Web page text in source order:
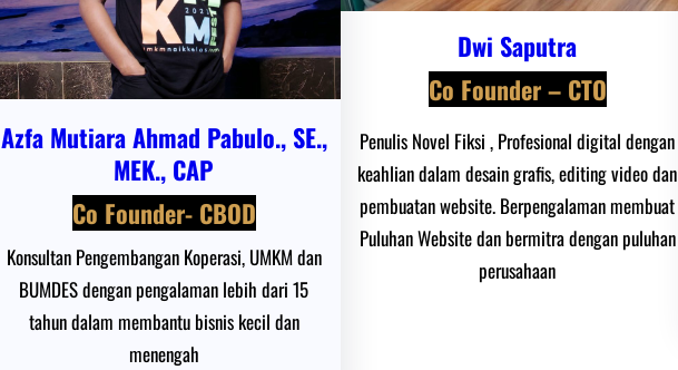
Azfa Mutiara Ahmad Pabulo., SE.,
MEK., CAP
Co Founder- CBOD
Konsultan Pengembangan Koperasi, UMKM dan
BUMDES dengan pengalaman lebih dari 15
tahun dalam membantu bisnis kecil dan
menengah
Dwi Saputra
Co Founder – CTO
Penulis Novel Fiksi , Profesional digital dengan
keahlian dalam desain grafis, editing video dan
pembuatan website. Berpengalaman membuat
Puluhan Website dan bermitra dengan puluhan
perusahaan